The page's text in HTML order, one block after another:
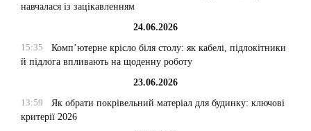
навчалася із зацікавленням
24.06.2026
15:35
Комп’ютерне крісло біля столу: як кабелі, підлокітники
й підлога впливають на щоденну роботу
23.06.2026
13:59
Як обрати покрівельний матеріал для будинку: ключові
критерії 2026